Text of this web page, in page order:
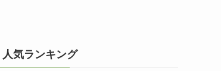
人気ランキング